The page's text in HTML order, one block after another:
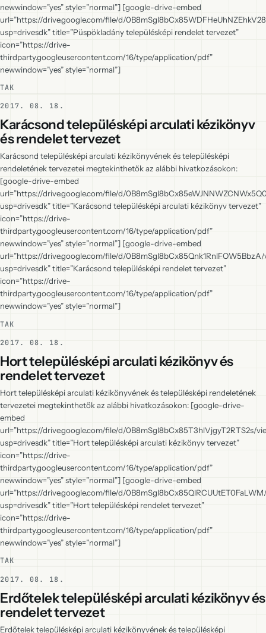
newwindow=”yes” style=”normal”] [google-drive-embed
url=”https://drive.google.com/file/d/
usp=drivesdk” title=”Püspökladány településképi rendelet tervezet”
icon=”https://drive-
thirdparty.googleusercontent.com/16/type/application/pdf”
newwindow=”yes” style=”normal”]
TAK
2017. 08. 18.
Karácsond településképi arculati kézikönyv
és rendelet tervezet
Karácsond településképi arculati kézikönyvének és településképi
rendeletének tervezetei megtekinthetők az alábbi hivatkozásokon:
[google-drive-embed
url=”https://drive.google.com/file/d/
usp=drivesdk” title=”Karácsond településképi arculati kézikönyv tervezet”
icon=”https://drive-
thirdparty.googleusercontent.com/16/type/application/pdf”
newwindow=”yes” style=”normal”] [google-drive-embed
url=”https://drive.google.com/file/d/
usp=drivesdk” title=”Karácsond településképi rendelet tervezet”
icon=”https://drive-
thirdparty.googleusercontent.com/16/type/application/pdf”
newwindow=”yes” style=”normal”]
TAK
2017. 08. 18.
Hort településképi arculati kézikönyv és
rendelet tervezet
Hort településképi arculati kézikönyvének és településképi rendeletének
tervezetei megtekinthetők az alábbi hivatkozásokon: [google-drive-
embed
url=”https://drive.google.com/file/d/0B8mSgI8bCx85T3hlVjgyT2RTS2s/
usp=drivesdk” title=”Hort településképi arculati kézikönyv tervezet”
icon=”https://drive-
thirdparty.googleusercontent.com/16/type/application/pdf”
newwindow=”yes” style=”normal”] [google-drive-embed
url=”https://drive.google.com/file/d/
usp=drivesdk” title=”Hort településképi rendelet tervezet”
icon=”https://drive-
thirdparty.googleusercontent.com/16/type/application/pdf”
newwindow=”yes” style=”normal”]
TAK
2017. 08. 18.
Erdőtelek településképi arculati kézikönyv és
rendelet tervezet
Erdőtelek településképi arculati kézikönyvének és településképi